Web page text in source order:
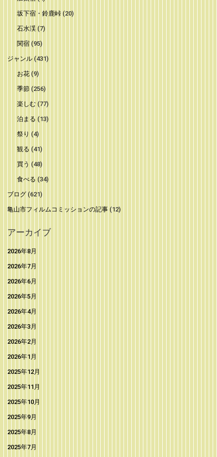
坂下宿・鈴鹿峠(20)
石水渓(7)
関宿(95)
ジャンル (431)
お花(9)
季節 (256)
楽しむ (77)
泊まる (13)
祭り (4)
観る (41)
買う (48)
食べる (34)
ブログ (621)
亀山市フィルムコミッションの記事 (12)
アーカイブ
2026年8月
2026年7月
2026年6月
2026年5月
2026年4月
2026年3月
2026年2月
2026年1月
2025年12月
2025年11月
2025年10月
2025年9月
2025年8月
2025年7月